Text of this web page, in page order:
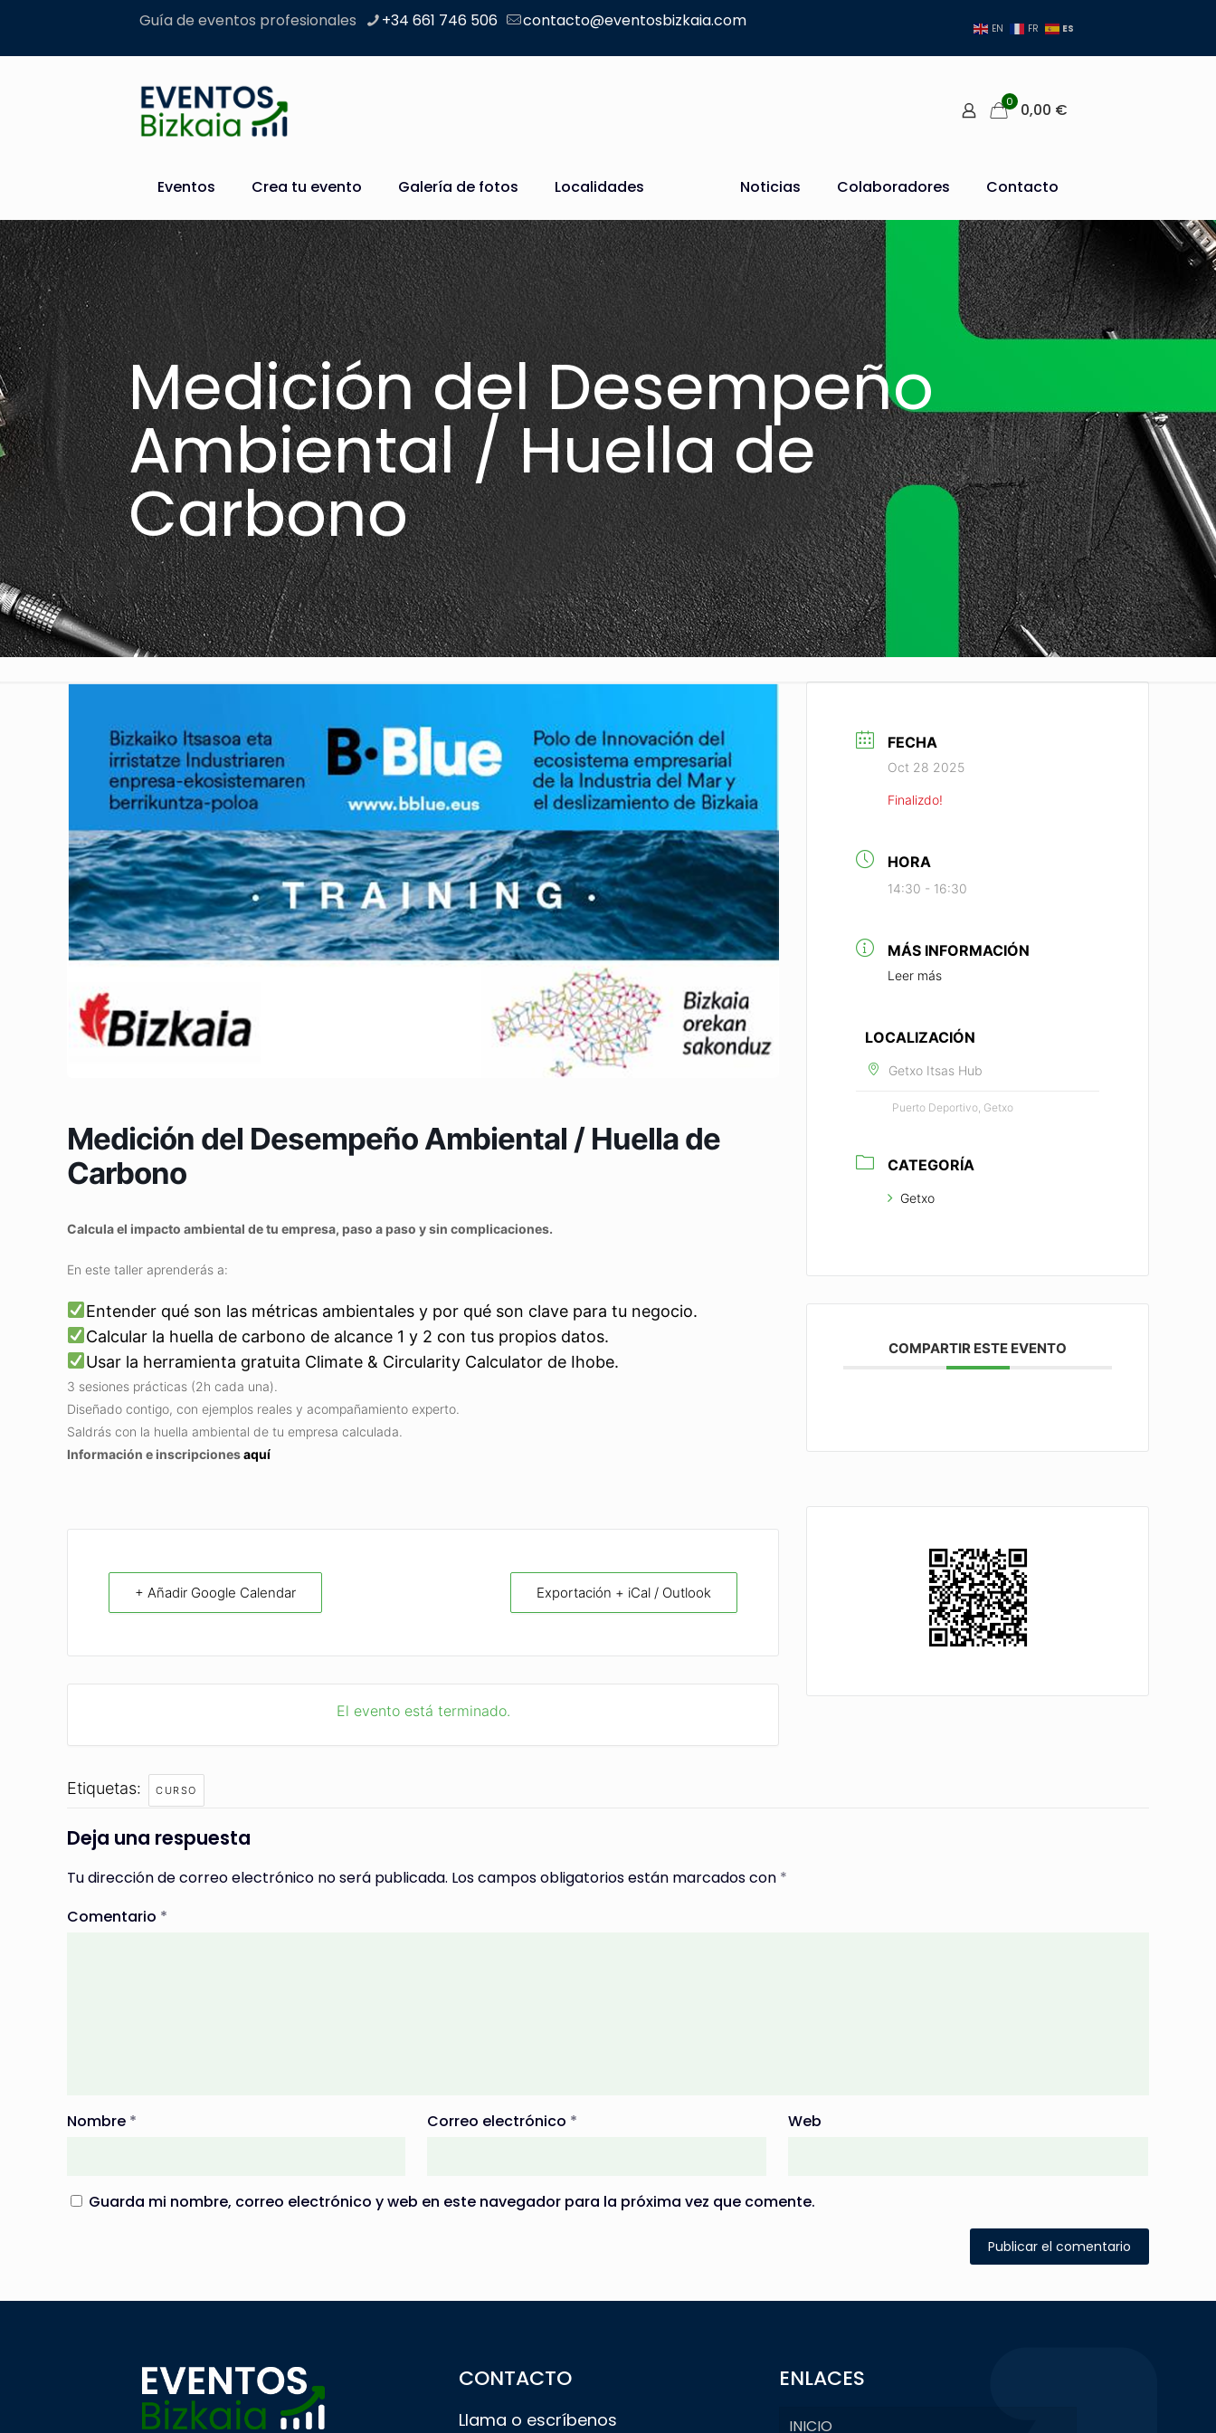
Guía de eventos profesionales +34 661 746 506 contacto@eventosbizkaia.com EN FR ES
0 0,00 €
Eventos Crea tu evento Galería de fotos Localidades Noticias Colaboradores Contacto
Medición del Desempeño
Ambiental / Huella de
Carbono
Medición del Desempeño Ambiental / Huella de
Carbono
Calcula el impacto ambiental de tu empresa, paso a paso y sin complicaciones.
En este taller aprenderás a:
Entender qué son las métricas ambientales y por qué son clave para tu negocio.
Calcular la huella de carbono de alcance 1 y 2 con tus propios datos.
Usar la herramienta gratuita Climate & Circularity Calculator de Ihobe.
3 sesiones prácticas (2h cada una).
Diseñado contigo, con ejemplos reales y acompañamiento experto.
Saldrás con la huella ambiental de tu empresa calculada.
Información e inscripcionesaquí
+ Añadir Google Calendar Exportación + iCal / Outlook
El evento está terminado.
Etiquetas: CURSO
FECHA
Oct 28 2025
Finalizdo!
HORA
14:30 - 16:30
MÁS INFORMACIÓN
Leer más
LOCALIZACIÓN
Getxo Itsas Hub
Puerto Deportivo, Getxo
CATEGORÍA
Getxo
COMPARTIR ESTE EVENTO
Deja una respuesta
Tu dirección de correo electrónico no será publicada. Los campos obligatorios están marcados con *
Comentario *
Nombre * Correo electrónico * Web
Guarda mi nombre, correo electrónico y web en este navegador para la próxima vez que comente.
CONTACTO
Llama o escríbenos
ENLACES
INICIO